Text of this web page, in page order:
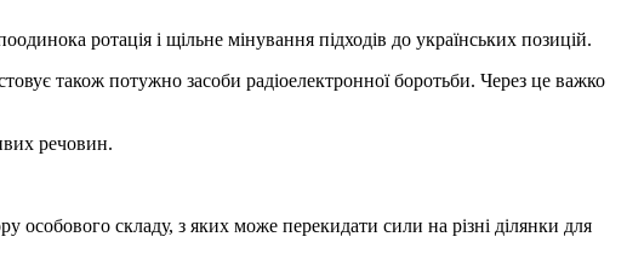
ротація і щільне мінування підходів до українських позицій.
також потужно засоби радіоелектронної боротьби. Через це важко
речовин.
особового складу, з яких може перекидати сили на різні ділянки для